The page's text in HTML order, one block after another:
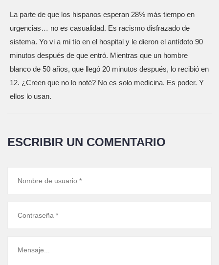
La parte de que los hispanos esperan 28% más tiempo en
urgencias… no es casualidad. Es racismo disfrazado de
sistema. Yo vi a mi tío en el hospital y le dieron el antídoto 90
minutos después de que entró. Mientras que un hombre
blanco de 50 años, que llegó 20 minutos después, lo recibió en
12. ¿Creen que no lo noté? No es solo medicina. Es poder. Y
ellos lo usan.
ESCRIBIR UN COMENTARIO